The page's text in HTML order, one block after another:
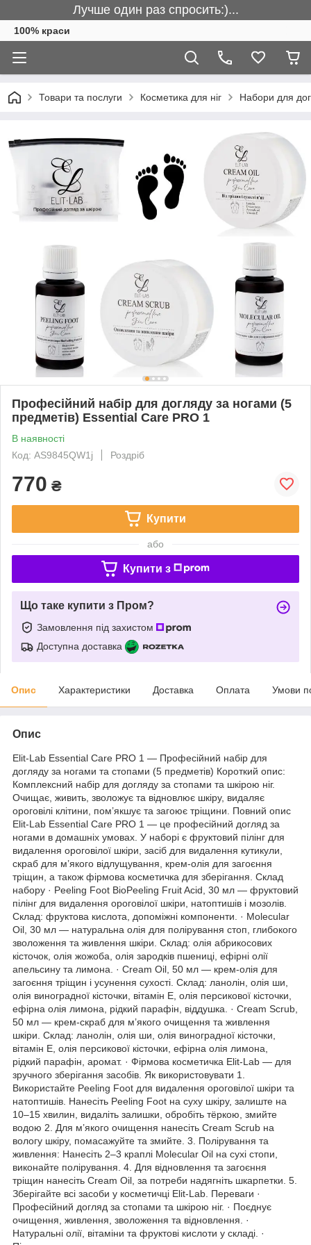
Лучше один раз спросить:)...
100% краси
Товари та послуги Косметика для ніг Набори для
Професійний набір для догляду за ногами (5
предметів) Essential Care PRO 1
В наявності
Код: AS9845QW1j
Роздріб
770 ₴
Купити
або
Купити з
Що таке купити з Пром?
Замовлення під захистом
Доступна доставка
Опис Характеристики Доставка Оплата Умови
Опис
Elit-Lab Essential Care PRO 1 — Професійний набір для
догляду за ногами та стопами (5 предметів) Короткий опис:
Комплексний набір для догляду за стопами та шкірою ніг.
Очищає, живить, зволожує та відновлює шкіру, видаляє
ороговілі клітини, пом’якшує та загоює тріщини. Повний опис
Elit-Lab Essential Care PRO 1 — це професійний догляд за
ногами в домашніх умовах. У наборі є фруктовий пілінг для
видалення ороговілої шкіри, засіб для видалення кутикули,
скраб для м’якого відлущування, крем-олія для загоєння
тріщин, а також фірмова косметичка для зберігання. Склад
набору · Peeling Foot BioPeeling Fruit Acid, 30 мл — фруктовий
пілінг для видалення ороговілої шкіри, натоптишів і мозолів.
Склад: фруктова кислота, допоміжні компоненти. · Molecular
Oil, 30 мл — натуральна олія для полірування стоп, глибокого
зволоження та живлення шкіри. Склад: олія абрикосових
кісточок, олія жожоба, олія зародків пшениці, ефірні олії
апельсину та лимона. · Cream Oil, 50 мл — крем-олія для
загоєння тріщин і усунення сухості. Склад: ланолін, олія ши,
олія виноградної кісточки, вітамін Е, олія персикової кісточки,
ефірна олія лимона, рідкий парафін, віддушка. · Cream Scrub,
50 мл — крем-скраб для м’якого очищення та живлення
шкіри. Склад: ланолін, олія ши, олія виноградної кісточки,
вітамін Е, олія персикової кісточки, ефірна олія лимона,
рідкий парафін, аромат. · Фірмова косметичка Elit-Lab — для
зручного зберігання засобів. Як використовувати 1.
Використайте Peeling Foot для видалення ороговілої шкіри та
натоптишів. Нанесіть Peeling Foot на суху шкіру, залиште на
10–15 хвилин, видаліть залишки, обробіть тёркою, змийте
водою 2. Для м’якого очищення нанесіть Cream Scrub на
вологу шкіру, помасажуйте та змийте. 3. Полірування та
живлення: Нанесіть 2–3 краплі Molecular Oil на сухі стопи,
виконайте полірування. 4. Для відновлення та загоєння
тріщин нанесіть Cream Oil, за потреби надягніть шкарпетки. 5.
Зберігайте всі засоби у косметичці Elit-Lab. Переваги ·
Професійний догляд за стопами та шкірою ніг. · Поєднує
очищення, живлення, зволоження та відновлення. ·
Натуральні олії, вітаміни та фруктові кислоти у складі. ·